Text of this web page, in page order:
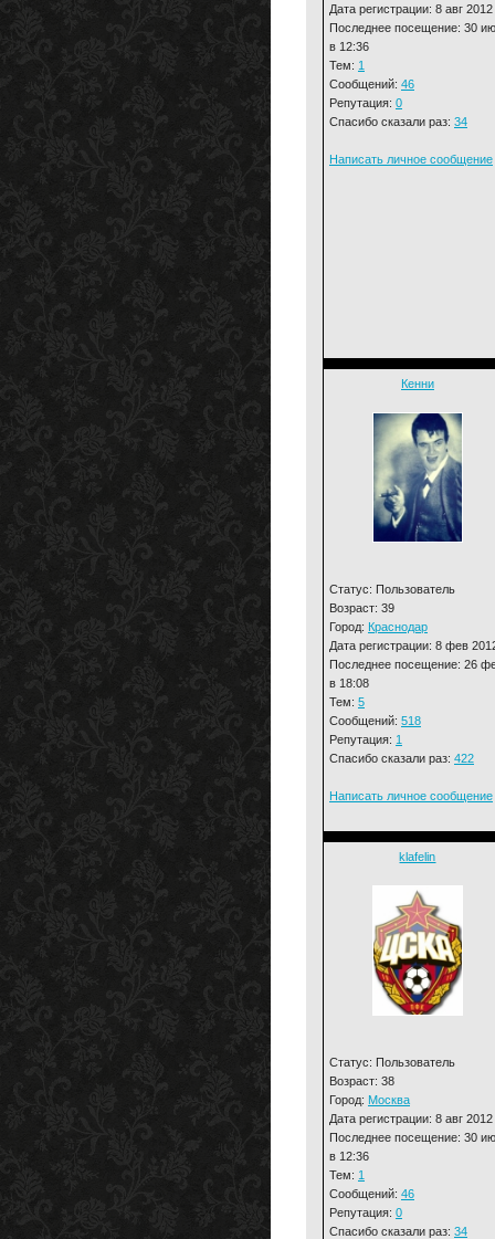
Дата регистрации: 8 авг 2012
Последнее посещение: 30
в 12:36
Тем: 1
Сообщений: 46
Репутация: 0
Спасибо сказали раз: 34
Написать личное сообщение
Кенни
Статус: Пользователь
Возраст: 39
Город: Краснодар
Дата регистрации: 8 фев
Последнее посещение: 26
в 18:08
Тем: 5
Сообщений: 518
Репутация: 1
Спасибо сказали раз: 422
Написать личное сообщение
klafelin
Статус: Пользователь
Возраст: 38
Город: Москва
Дата регистрации: 8 авг 2012
Последнее посещение: 30
в 12:36
Тем: 1
Сообщений: 46
Репутация: 0
Спасибо сказали раз: 34